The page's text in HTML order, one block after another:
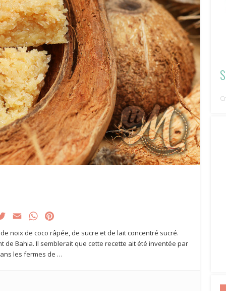
Twitter
Email WhatsApp
noix de coco râpée, de sucre et de lait concentré sucré.
Bahia. Il semblerait que cette recette ait été inventée par
les fermes de …